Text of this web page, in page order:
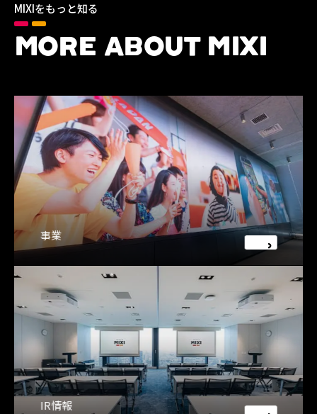
MIXIをもっと知る
MORE ABOUT MIXI
事業
IR情報